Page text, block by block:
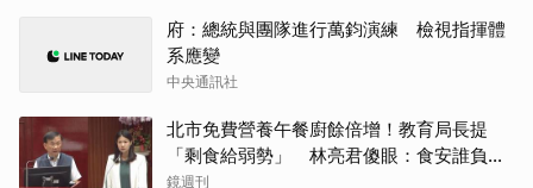
府：總統與團隊進行萬鈞演練 檢視指揮體
系應變
中央通訊社
北市免費營養午餐廚餘倍增！教育局長提
「剩食給弱勢」 林亮君傻眼：食安誰負
責？
鏡週刊